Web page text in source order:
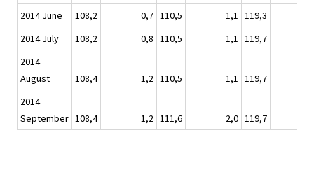
2014 June
108,2 0,7 110,5 1,1 119,3
2014 July
108,2 0,8 110,5 1,1 119,7
2014
August
108,4 1,2 110,5 1,1 119,7
2014
September 108,4 1,2 111,6 2,0 119,7